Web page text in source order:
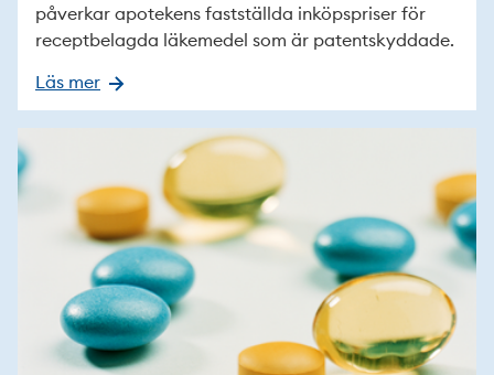
påverkar apotekens fastställda inköpspriser för
receptbelagda läkemedel som är patentskyddade.
Läs mer